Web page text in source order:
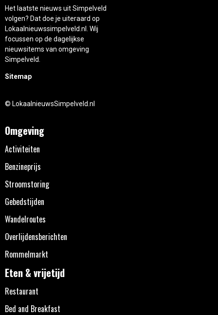
Het laatste nieuws uit Simpelveld
volgen? Dat doe je uiteraard op
Lokaalnieuwssimpelveld.nl. Wij
focussen op de dagelijkse
nieuwsitems van omgeving
Simpelveld.
Sitemap
© LokaalnieuwsSimpelveld.nl
Omgeving
Activiteiten
Benzineprijs
Stroomstoring
Gebedstijden
Wandelroutes
Overlijdensberichten
Rommelmarkt
Eten & vrijetijd
Restaurant
Bed and Breakfast